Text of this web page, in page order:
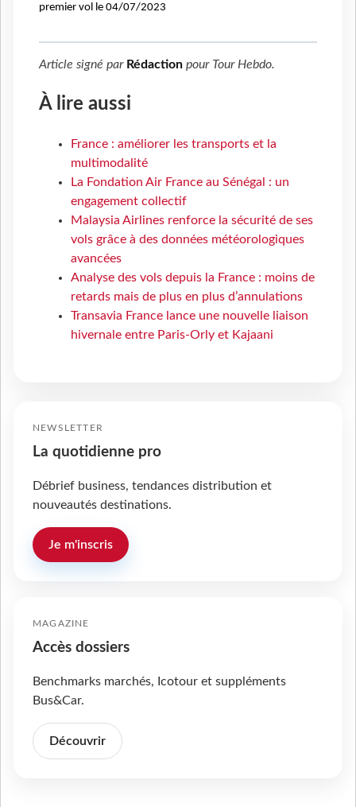
premier vol le 04/07/2023
Article signé par Rédaction pour Tour Hebdo.
À lire aussi
France : améliorer les transports et la
multimodalité
La Fondation Air France au Sénégal : un
engagement collectif
Malaysia Airlines renforce la sécurité de ses
vols grâce à des données météorologiques
avancées
Analyse des vols depuis la France : moins de
retards mais de plus en plus d’annulations
Transavia France lance une nouvelle liaison
hivernale entre Paris-Orly et Kajaani
NEWSLETTER
La quotidienne pro
Débrief business, tendances distribution et
nouveautés destinations.
Je m'inscris
MAGAZINE
Accès dossiers
Benchmarks marchés, Icotour et suppléments
Bus&Car.
Découvrir